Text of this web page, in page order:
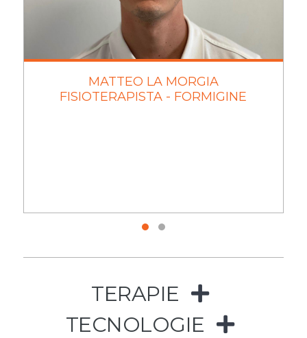
MATTEO LA MORGIA
FISIOTERAPISTA - FORMIGINE
TERAPIE
TECNOLOGIE